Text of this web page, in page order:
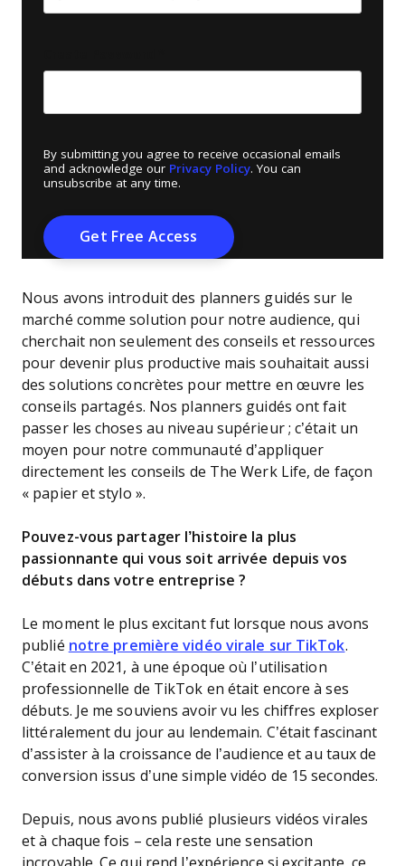
By submitting you agree to receive occasional emails
and acknowledge our Privacy Policy. You can
unsubscribe at any time.
Nous avons introduit des planners guidés sur le
marché comme solution pour notre audience, qui
cherchait non seulement des conseils et ressources
pour devenir plus productive mais souhaitait aussi
des solutions concrètes pour mettre en œuvre les
conseils partagés. Nos planners guidés ont fait
passer les choses au niveau supérieur ; c’était un
moyen pour notre communauté d’appliquer
directement les conseils de The Werk Life, de façon
« papier et stylo ».
Pouvez-vous partager l’histoire la plus
passionnante qui vous soit arrivée depuis vos
débuts dans votre entreprise ?
Le moment le plus excitant fut lorsque nous avons
publié notre première vidéo virale sur TikTok.
C’était en 2021, à une époque où l’utilisation
professionnelle de TikTok en était encore à ses
débuts. Je me souviens avoir vu les chiffres exploser
littéralement du jour au lendemain. C’était fascinant
d’assister à la croissance de l’audience et au taux de
conversion issus d’une simple vidéo de 15 secondes.
Depuis, nous avons publié plusieurs vidéos virales
et à chaque fois – cela reste une sensation
incroyable. Ce qui rend l’expérience si excitante, ce